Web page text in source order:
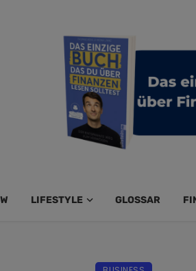
LIFESTYLE GLOSSAR